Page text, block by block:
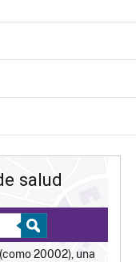
salud
20002), una